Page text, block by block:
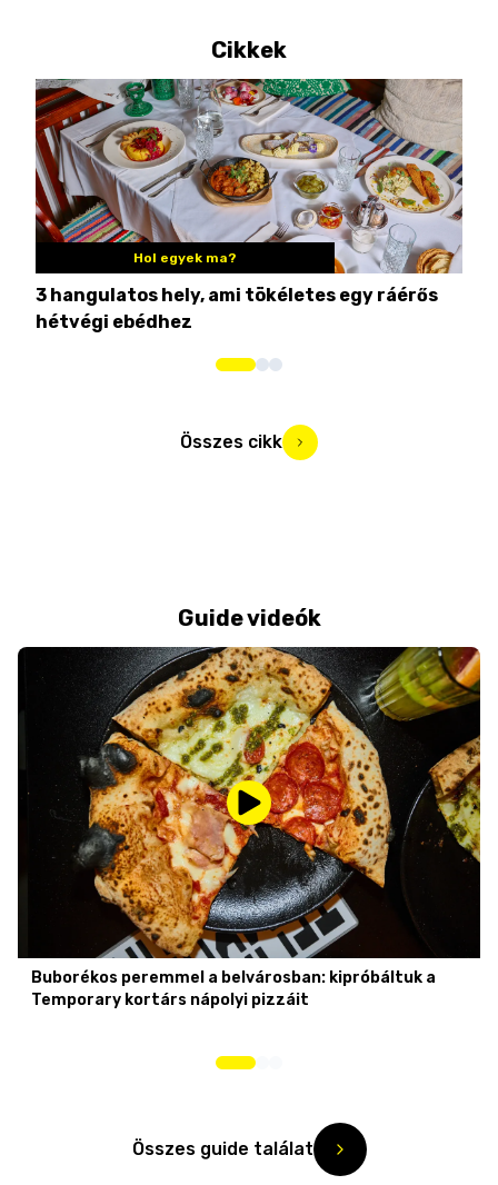
Cikkek
Hol egyek ma?
3 hangulatos hely, ami tökéletes egy ráérős
hétvégi ebédhez
Összes cikk
Guide videók
Buborékos peremmel a belvárosban: kipróbáltuk a
Temporary kortárs nápolyi pizzáit
Összes guide találat